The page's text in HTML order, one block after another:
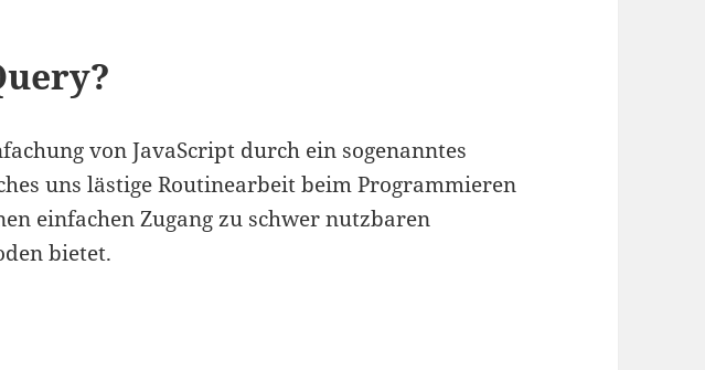
von JavaScript durch ein sogenanntes
uns lästige Routinearbeit beim Programmieren
einfachen Zugang zu schwer nutzbaren
bietet.